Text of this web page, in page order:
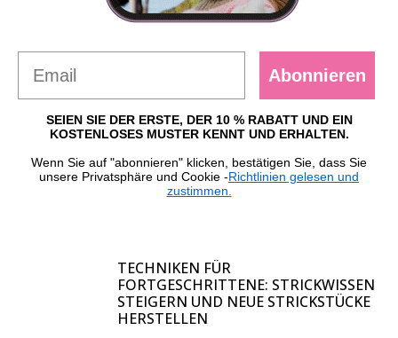
Abonnieren
SEIEN SIE DER ERSTE, DER 10 % RABATT UND EIN
KOSTENLOSES MUSTER KENNT UND ERHALTEN.
Wenn Sie auf "abonnieren" klicken, bestätigen Sie, dass Sie
unsere Privatsphäre und Cookie -Richtlinien gelesen und
zustimmen.
TECHNIKEN FÜR
FORTGESCHRITTENE: STRICKWISSEN
STEIGERN UND NEUE STRICKSTÜCKE
HERSTELLEN